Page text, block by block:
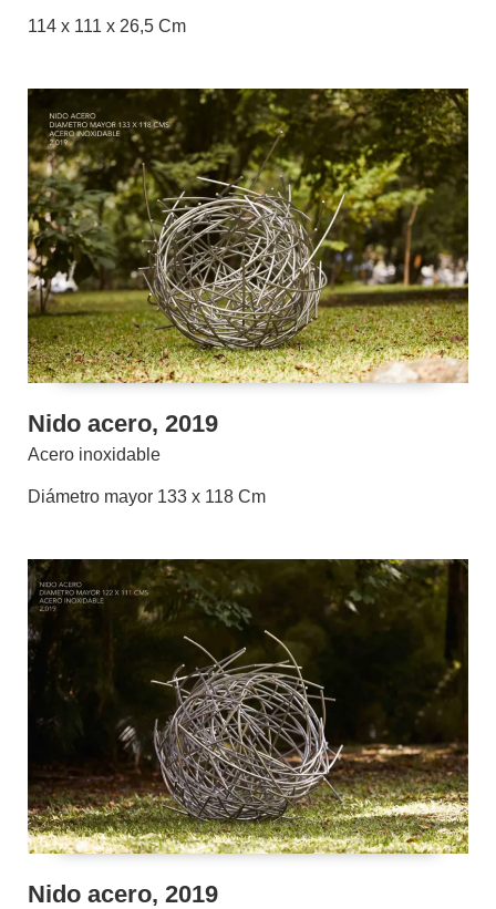
114 x 111 x 26,5 Cm
Nido acero, 2019
Acero inoxidable
Diámetro mayor 133 x 118 Cm
Nido acero, 2019